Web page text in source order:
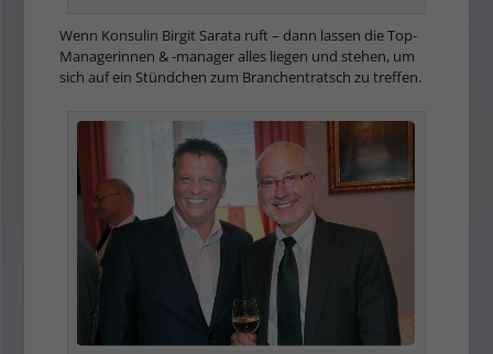
Wenn Konsulin Birgit Sarata ruft – dann lassen die Top-
Managerinnen & -manager alles liegen und stehen, um
sich auf ein Stündchen zum Branchentratsch zu treffen.